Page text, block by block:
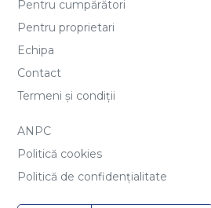
Pentru cumpărători
Pentru proprietari
Echipa
Contact
Termeni și condiții
ANPC
Politică cookies
Politică de confidențialitate